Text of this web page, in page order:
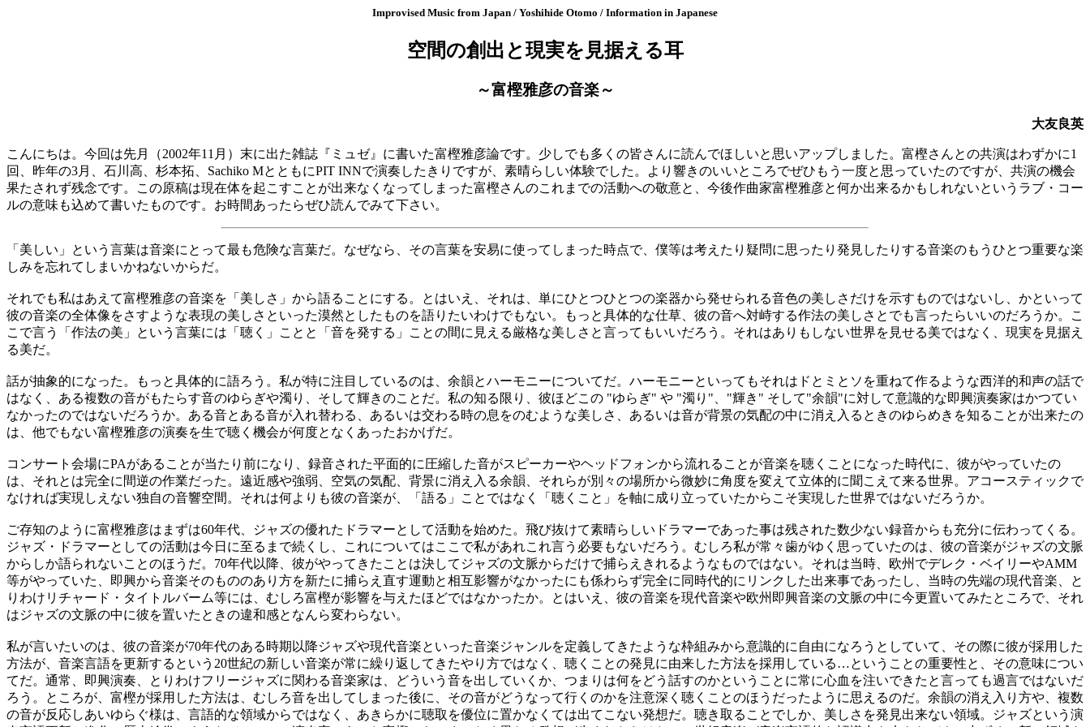
Improvised Music from Japan / Yoshihide Otomo / Information in Japanese
空間の創出と現実を見据える耳
～富樫雅彦の音楽～
大友良英
こんにちは。今回は先月（2002年11月）末に出た雑誌『ミュゼ』に書いた富樫雅彦論です。少しでも多くの皆さんに読んでほしいと思いアップしました。富樫さんとの共演はわずかに1
回、昨年の3月、石川高、杉本拓、Sachiko MとともにPIT INNで演奏したきりですが、素晴らしい体験でした。より響きのいいところでぜひもう一度と思っていたのですが、共演の機会
果たされず残念です。この原稿は現在体を起こすことが出来なくなってしまった富樫さんのこれまでの活動への敬意と、今後作曲家富樫雅彦と何か出来るかもしれないというラブ・コー
ルの意味も込めて書いたものです。お時間あったらぜひ読んでみて下さい。
「美しい」という言葉は音楽にとって最も危険な言葉だ。なぜなら、その言葉を安易に使ってしまった時点で、僕等は考えたり疑問に思ったり発見したりする音楽のもうひとつ重要な楽
しみを忘れてしまいかねないからだ。
それでも私はあえて富樫雅彦の音楽を「美しさ」から語ることにする。とはいえ、それは、単にひとつひとつの楽器から発せられる音色の美しさだけを示すものではないし、かといって
彼の音楽の全体像をさすような表現の美しさといった漠然としたものを語りたいわけでもない。もっと具体的な仕草、彼の音へ対峙する作法の美しさとでも言ったらいいのだろうか。こ
こで言う「作法の美」という言葉には「聴く」ことと「音を発する」ことの間に見える厳格な美しさと言ってもいいだろう。それはありもしない世界を見せる美ではなく、現実を見据え
る美だ。
話が抽象的になった。もっと具体的に語ろう。私が特に注目しているのは、余韻とハーモニーについてだ。ハーモニーといってもそれはドとミとソを重ねて作るような西洋的和声の話で
はなく、ある複数の音がもたらす音のゆらぎや濁り、そして輝きのことだ。私の知る限り、彼ほどこの "ゆらぎ" や "濁り"、"輝き" そして"余韻"に対して意識的な即興演奏家はかつてい
なかったのではないだろうか。ある音とある音が入れ替わる、あるいは交わる時の息をのむような美しさ、あるいは音が背景の気配の中に消え入るときのゆらめきを知ることが出来たの
は、他でもない富樫雅彦の演奏を生で聴く機会が何度となくあったおかげだ。
コンサート会場にPAがあることが当たり前になり、録音された平面的に圧縮した音がスピーカーやヘッドフォンから流れることが音楽を聴くことになった時代に、彼がやっていたの
は、それとは完全に間逆の作業だった。遠近感や強弱、空気の気配、背景に消え入る余韻、それらが別々の場所から微妙に角度を変えて立体的に聞こえて来る世界。アコースティックで
なければ実現しえない独自の音響空間。それは何よりも彼の音楽が、「語る」ことではなく「聴くこと」を軸に成り立っていたからこそ実現した世界ではないだろうか。
ご存知のように富樫雅彦はまずは60年代、ジャズの優れたドラマーとして活動を始めた。飛び抜けて素晴らしいドラマーであった事は残された数少ない録音からも充分に伝わってくる。
ジャズ・ドラマーとしての活動は今日に至るまで続くし、これについてはここで私があれこれ言う必要もないだろう。むしろ私が常々歯がゆく思っていたのは、彼の音楽がジャズの文脈
からしか語られないことのほうだ。70年代以降、彼がやってきたことは決してジャズの文脈からだけで捕らえきれるようなものではない。それは当時、欧州でデレク・ベイリーやAMM
等がやっていた、即興から音楽そのもののあり方を新たに捕らえ直す運動と相互影響がなかったにも係わらず完全に同時代的にリンクした出来事であったし、当時の先端の現代音楽、と
りわけリチャード・タイトルバーム等には、むしろ富樫が影響を与えたほどではなかったか。とはいえ、彼の音楽を現代音楽や欧州即興音楽の文脈の中に今更置いてみたところで、それ
はジャズの文脈の中に彼を置いたときの違和感となんら変わらない。
私が言いたいのは、彼の音楽が70年代のある時期以降ジャズや現代音楽といった音楽ジャンルを定義してきたような枠組みから意識的に自由になろうとしていて、その際に彼が採用した
方法が、音楽言語を更新するという20世紀の新しい音楽が常に繰り返してきたやり方ではなく、聴くことの発見に由来した方法を採用している…ということの重要性と、その意味につい
てだ。通常、即興演奏、とりわけフリージャズに関わる音楽家は、どういう音を出していくか、つまりは何をどう話すのかということに常に心血を注いできたと言っても過言ではないだ
ろう。ところが、富樫が採用した方法は、むしろ音を出してしまった後に、その音がどうなって行くのかを注意深く聴くことのほうだったように思えるのだ。余韻の消え入り方や、複数
の音が反応しあいゆらぐ様は、言語的な領域からではなく、あきらかに聴取を優位に置かなくては出てこない発想だ。聴き取ることでしか、美しさを発見出来ない領域。ジャズという演